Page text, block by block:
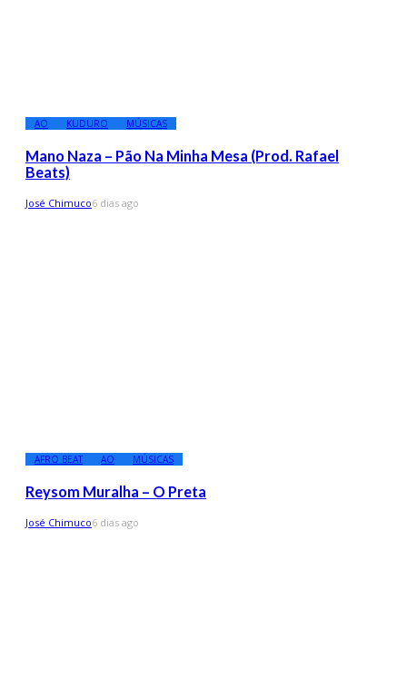
AO KUDURO MÚSICAS
Mano Naza – Pão Na Minha Mesa (Prod. Rafael
Beats)
José Chimuco6 dias ago
AFRO BEAT AO MÚSICAS
Reysom Muralha – O Preta
José Chimuco6 dias ago